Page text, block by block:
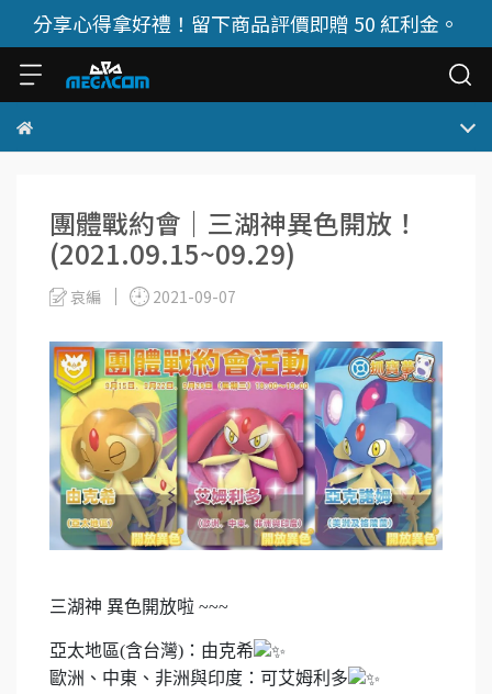
分享心得拿好禮！留下商品評價即贈 50 紅利金。
團體戰約會｜三湖神異色開放！
(2021.09.15~09.29)
哀編 2021-09-07
三湖神 異色開放啦 ~~~
亞太地區(含台灣)：由克希
歐洲、中東、非洲與印度：可艾姆利多